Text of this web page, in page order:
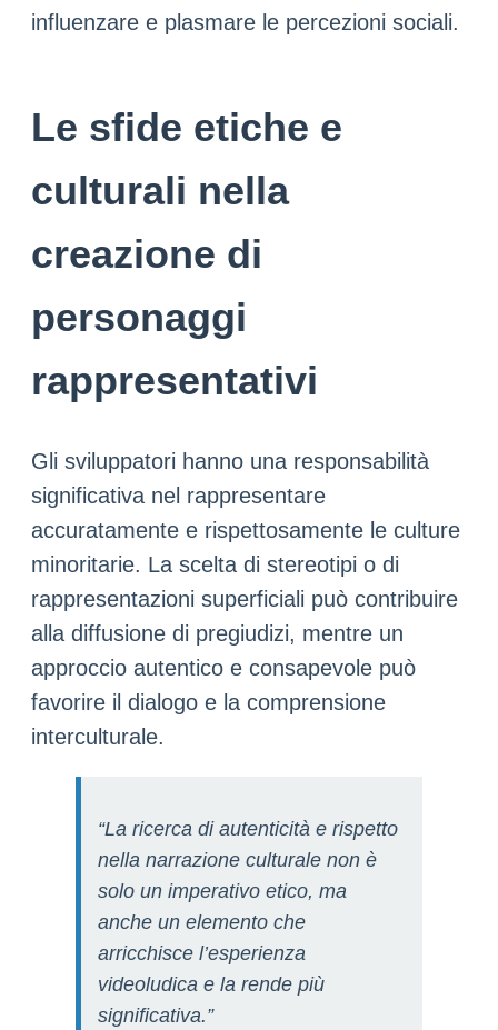
influenzare e plasmare le percezioni sociali.
Le sfide etiche e
culturali nella
creazione di
personaggi
rappresentativi
Gli sviluppatori hanno una responsabilità
significativa nel rappresentare
accuratamente e rispettosamente le culture
minoritarie. La scelta di stereotipi o di
rappresentazioni superficiali può contribuire
alla diffusione di pregiudizi, mentre un
approccio autentico e consapevole può
favorire il dialogo e la comprensione
interculturale.
“La ricerca di autenticità e rispetto
nella narrazione culturale non è
solo un imperativo etico, ma
anche un elemento che
arricchisce l’esperienza
videoludica e la rende più
significativa.”